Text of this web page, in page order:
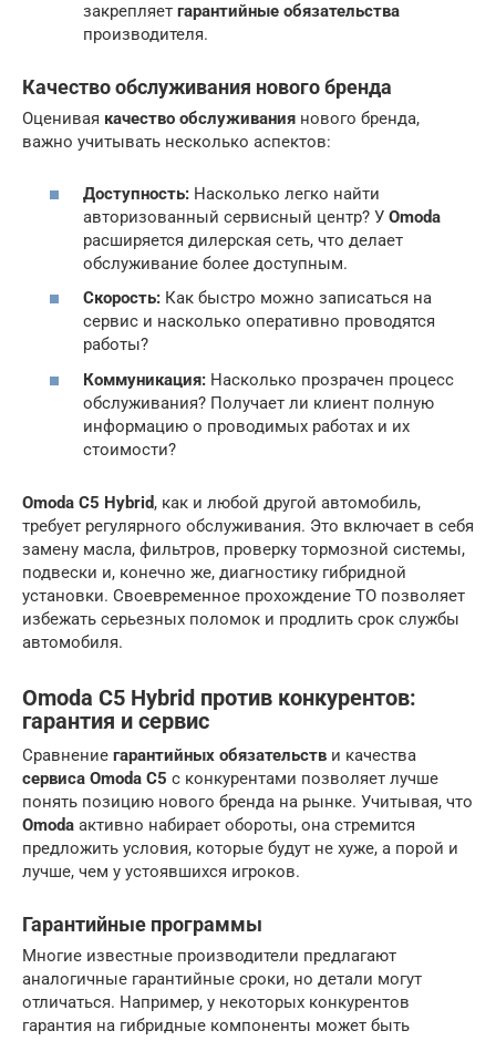
закрепляет гарантийные обязательства
производителя.
Качество обслуживания нового бренда
Оценивая качество обслуживания нового бренда,
важно учитывать несколько аспектов:
Доступность: Насколько легко найти
авторизованный сервисный центр? У Omoda
расширяется дилерская сеть, что делает
обслуживание более доступным.
Скорость: Как быстро можно записаться на
сервис и насколько оперативно проводятся
работы?
Коммуникация: Насколько прозрачен процесс
обслуживания? Получает ли клиент полную
информацию о проводимых работах и их
стоимости?
Omoda C5 Hybrid, как и любой другой автомобиль,
требует регулярного обслуживания. Это включает в себя
замену масла, фильтров, проверку тормозной системы,
подвески и, конечно же, диагностику гибридной
установки. Своевременное прохождение ТО позволяет
избежать серьезных поломок и продлить срок службы
автомобиля.
Omoda C5 Hybrid против конкурентов:
гарантия и сервис
Сравнение гарантийных обязательств и качества
сервиса Omoda C5 с конкурентами позволяет лучше
понять позицию нового бренда на рынке. Учитывая, что
Omoda активно набирает обороты, она стремится
предложить условия, которые будут не хуже, а порой и
лучше, чем у устоявшихся игроков.
Гарантийные программы
Многие известные производители предлагают
аналогичные гарантийные сроки, но детали могут
отличаться. Например, у некоторых конкурентов
гарантия на гибридные компоненты может быть